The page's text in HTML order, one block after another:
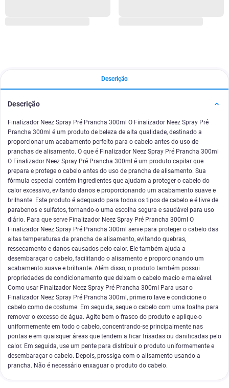
Descrição
Descrição
Finalizador Neez Spray Pré Prancha 300ml O Finalizador Neez Spray Pré
Prancha 300ml é um produto de beleza de alta qualidade, destinado a
proporcionar um acabamento perfeito para o cabelo antes do uso de
pranchas de alisamento. O que é Finalizador Neez Spray Pré Prancha 300ml
O Finalizador Neez Spray Pré Prancha 300ml é um produto capilar que
prepara e protege o cabelo antes do uso de prancha de alisamento. Sua
fórmula especial contém ingredientes que ajudam a proteger o cabelo do
calor excessivo, evitando danos e proporcionando um acabamento suave e
brilhante. Este produto é adequado para todos os tipos de cabelo e é livre de
parabenos e sulfatos, tornando-o uma escolha segura e saudável para uso
diário. Para que serve Finalizador Neez Spray Pré Prancha 300ml O
Finalizador Neez Spray Pré Prancha 300ml serve para proteger o cabelo das
altas temperaturas da prancha de alisamento, evitando quebras,
ressecamento e danos causados pelo calor. Ele também ajuda a
desembaraçar o cabelo, facilitando o alisamento e proporcionando um
acabamento suave e brilhante. Além disso, o produto também possui
propriedades de condicionamento que deixam o cabelo macio e maleável.
Como usar Finalizador Neez Spray Pré Prancha 300ml Para usar o
Finalizador Neez Spray Pré Prancha 300ml, primeiro lave e condicione o
cabelo como de costume. Em seguida, seque o cabelo com uma toalha para
remover o excesso de água. Agite bem o frasco do produto e aplique-o
uniformemente em todo o cabelo, concentrando-se principalmente nas
pontas e em quaisquer áreas que tendem a ficar frisadas ou danificadas pelo
calor. Em seguida, use um pente para distribuir o produto uniformemente e
desembaraçar o cabelo. Depois, prossiga com o alisamento usando a
prancha. Não é necessário enxaguar o produto do cabelo.